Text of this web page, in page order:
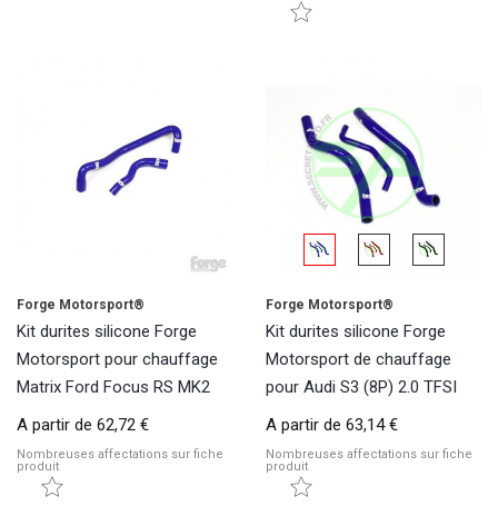
Forge Motorsport®
Kit durites silicone Forge
Motorsport pour chauffage
Matrix Ford Focus RS MK2
A partir de 62,72 €
Nombreuses affectations sur fiche
produit
Forge Motorsport®
Kit durites silicone Forge
Motorsport de chauffage
pour Audi S3 (8P) 2.0 TFSI
A partir de 63,14 €
Nombreuses affectations sur fiche
produit